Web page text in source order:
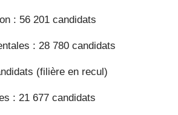
: 56 201 candidats
: 28 780 candidats
(filière en recul)
: 21 677 candidats